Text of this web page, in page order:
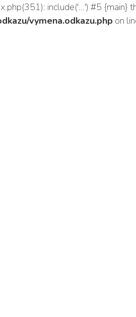
include('...') #5 {main}
vymena.odkazu.php on